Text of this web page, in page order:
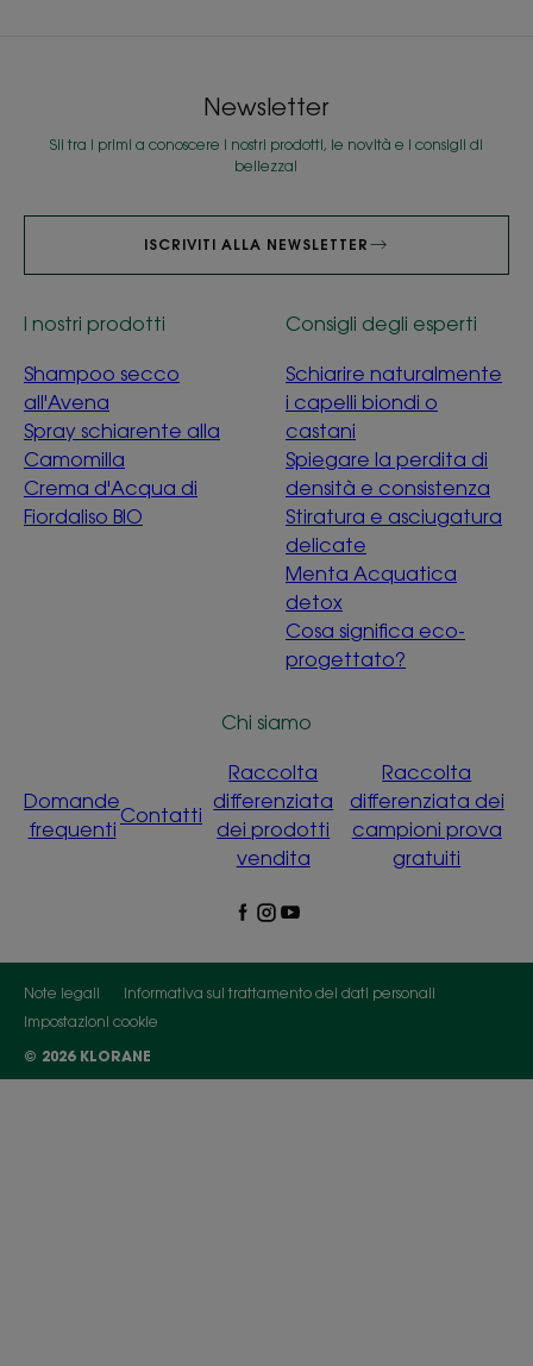
Newsletter
Sii tra i primi a conoscere i nostri prodotti, le novità e i consigli di
bellezza!
ISCRIVITI ALLA NEWSLETTER
I nostri prodotti
Shampoo secco
all'Avena
Spray schiarente alla
Camomilla
Crema d'Acqua di
Fiordaliso BIO
Consigli degli esperti
Schiarire naturalmente
i capelli biondi o
castani
Spiegare la perdita di
densità e consistenza
Stiratura e asciugatura
delicate
Menta Acquatica
detox
Cosa significa eco-
progettato?
Chi siamo
Domande
frequenti
Contatti
Raccolta
differenziata
dei prodotti
vendita
Raccolta
differenziata dei
campioni prova
gratuiti
Note legali
Informativa sul trattamento dei dati personali
Impostazioni cookie
© 2026 KLORANE